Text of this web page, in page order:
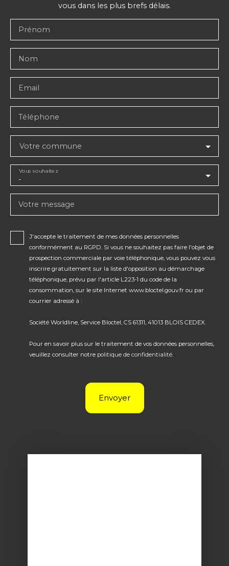
vous dans les plus brefs délais.
Prénom
Nom
Email
Téléphone
Votre commune
-
Vous souhaitez
Votre message
J'accepte le traitement de mes données personnelles
conformément au RGPD. Si vous ne souhaitez pas faire l'objet de
prospection commerciale par voie téléphonique, vous pouvez vous
inscrire gratuitement sur la liste d'opposition au démarchage
téléphonique, prévu par l'article L223-1 du code de la
consommation, sur le site Internet www.bloctel.gouv.fr ou par
courrier adressé à :
Société Worldline, Service Bloctel, CS 61311, 41013 BLOIS CEDEX.
Pour en savoir plus sur le traitement de vos données personnelles,
veuillez consulter notre politique de confidentialité.
Envoyer